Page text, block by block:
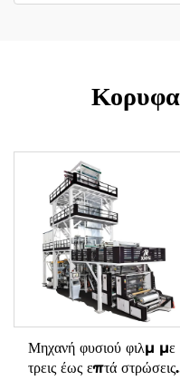
Μηχανή φυσιού φιλμ με
τρεις έως επτά στρώσεις